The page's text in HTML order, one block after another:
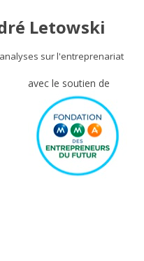
Letowski
sur l'entreprenariat
avec le soutien de
principal